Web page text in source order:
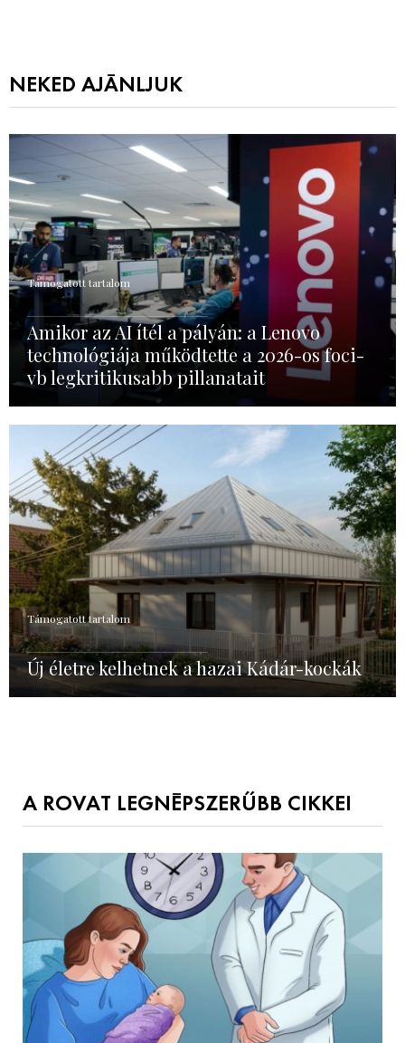
NEKED AJÁNLJUK
Támogatott tartalom
Amikor az AI ítél a pályán: a Lenovo
technológiája működtette a 2026-os foci-
vb legkritikusabb pillanatait
Támogatott tartalom
Új életre kelhetnek a hazai Kádár-kockák
A ROVAT LEGNÉPSZERŰBB CIKKEI